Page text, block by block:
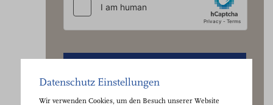
Datenschutz Einstellungen
Wir verwenden Cookies, um den Besuch unserer Website